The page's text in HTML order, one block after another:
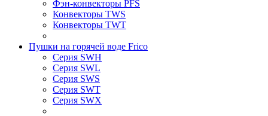
Фэн-конвекторы PFS
Конвекторы TWS
Конвекторы TWT
Пушки на горячей воде Frico
Серия SWH
Серия SWL
Серия SWS
Серия SWT
Серия SWX